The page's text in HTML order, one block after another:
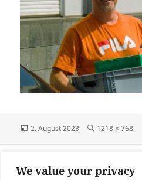
We value your privacy
Veröffentlicht
2. August 2023 Originalgröße
1218 × 768
SDIM2985